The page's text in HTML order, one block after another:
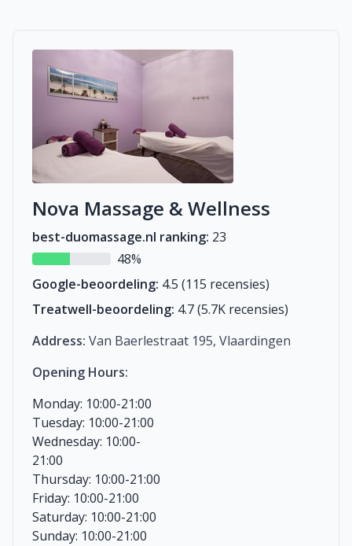
Nova Massage & Wellness
best-duomassage.nl ranking: 23
48%
Google-beoordeling: 4.5 (115 recensies)
Treatwell-beoordeling: 4.7 (5.7K recensies)
Address: Van Baerlestraat 195, Vlaardingen
Opening Hours:
Monday: 10:00-21:00
Tuesday: 10:00-21:00
Wednesday: 10:00-
21:00
Thursday: 10:00-21:00
Friday: 10:00-21:00
Saturday: 10:00-21:00
Sunday: 10:00-21:00